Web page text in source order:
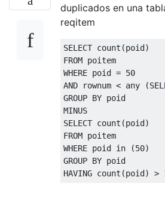
duplicados en una
reqitem
SELECT count (poid)
FROM
WHERE poid = 50
AND rownum < any (
GROUP BY poid
SELECT count (poid)
FROM
WHERE poid in (50)
GROUP BY
HAVING count (poid) >